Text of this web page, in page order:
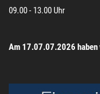
09.00 - 13.00 Uhr
Am 17.07.07.2026 haben